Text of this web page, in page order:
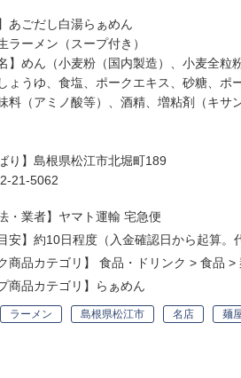
あごだし白湯らぁめん
ラーメン（スープ付き）
】めん（小麦粉（国内製造）、小麦全
ょうゆ、食塩、ポークエキス、砂糖、
料（アミノ酸等）、酒精、増粘剤（キサ
ばり】島根県松江市北堀町189
21-5062
・業者】ヤマト運輸 宅急便
安】約10日程度（入金確認日から起算。
商品カテゴリ】 食品・ドリンク > 食品 >
商品カテゴリ】
らぁめん
ラーメン 島根県松江市 名店 麺